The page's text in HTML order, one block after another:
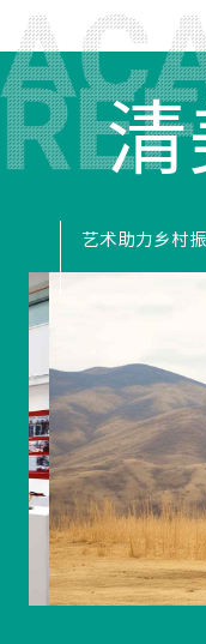
艺术助力乡村振兴